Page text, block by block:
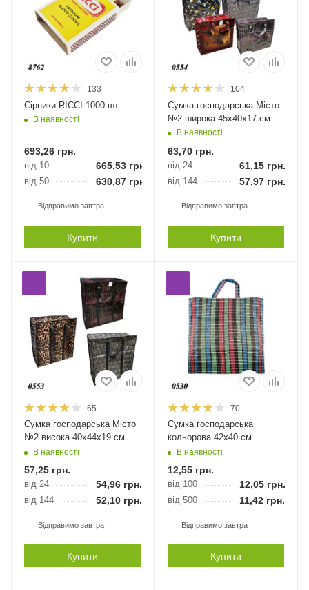
133
Сірники RICCI 1000 шт.
В наявності
693,26 грн.
від 10 665,53 грн.
від 50 630,87 грн.
Відправимо завтра
Купити
104
Сумка господарська Місто
№2 широка 45х40х17 см
В наявності
63,70грн.
від 24 61,15грн.
від 144 57,97грн.
Відправимо завтра
Купити
65
Сумка господарська Місто
№2 висока 40х44х19 см
В наявності
57,25 грн.
від 24 54,96 грн.
від 144 52,10 грн.
Відправимо завтра
Купити
70
Сумка господарська
кольорова 42х40 см
В наявності
12,55грн.
від 100 12,05грн.
від 500 11,42 грн.
Відправимо завтра
Купити